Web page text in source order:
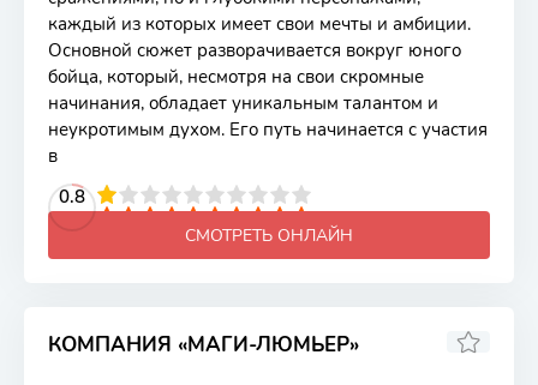
каждый из которых имеет свои мечты и амбиции.
Основной сюжет разворачивается вокруг юного
бойца, который, несмотря на свои скромные
начинания, обладает уникальным талантом и
неукротимым духом. Его путь начинается с участия
в
0.8
4 5 6 7 8 9 10
СМОТРЕТЬ ОНЛАЙН
КОМПАНИЯ «МАГИ-ЛЮМЬЕР»
6.96